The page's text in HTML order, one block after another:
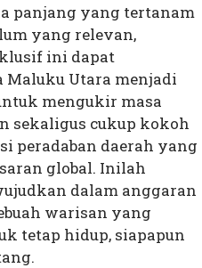
panjang yang tertanam
yang relevan,
ini dapat
Maluku Utara menjadi
mengukir masa
sekaligus cukup kokoh
peradaban daerah yang
global. Inilah
dalam anggaran
warisan yang
tetap hidup, siapapun